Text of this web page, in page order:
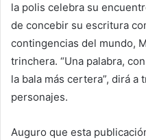
la polis celebra su
de concebir su escritura
contingencias del mundo,
trinchera. “Una palabra,
la bala más certera”, dirá a
personajes.
Auguro que esta